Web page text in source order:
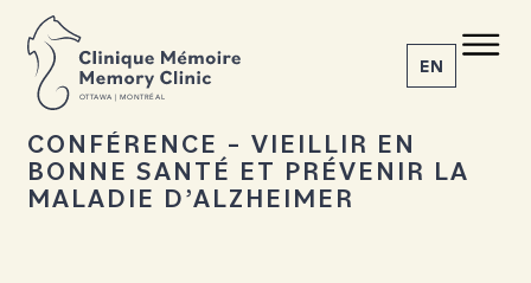
OTTAWA | MONTRÉAL
C M M C EN
1-855-777-4073
RETOUR AUX ACTUALITÉS Partager l’événement
CONFÉRENCE – VIEILLIR EN
BONNE SANTÉ ET PRÉVENIR LA
MALADIE D’ALZHEIMER